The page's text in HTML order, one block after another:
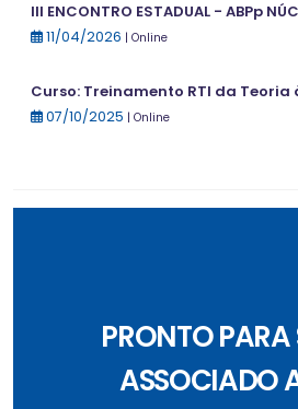
III ENCONTRO ESTADUAL - ABPp
11/04/2026 | Online
Curso: Treinamento RTI da Teoria
07/10/2025 | Online
PRONTO PARA
ASSOCIADO